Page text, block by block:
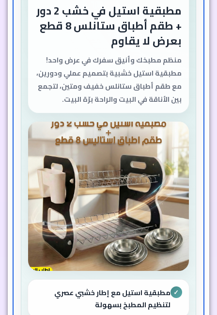
مطبقية استيل في خشب 2 دور
+ طقم أطباق ستانلس 8 قطع
بعرض لا يقاوم
منظم مطبخك وأنيق سفرك في عرض واحد!
مطبقية استيل خشبية بتصميم عملي ودورين،
مع طقم أطباق ستانلس خفيف ومتين، لتجمع
بين الأناقة في البيت والراحة برّة البيت.
✓ مطبقية استيل مع إطار خشبي عصري
لتنظيم المطبخ بسهولة